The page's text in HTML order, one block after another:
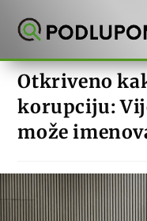
Otkriveno
korupciju:
može